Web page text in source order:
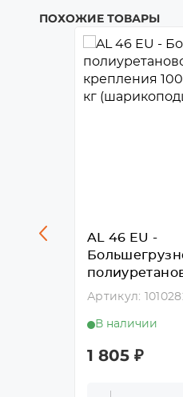
ПОХОЖИЕ ТОВАРЫ
AL 46 EU -
без
Артикул:
В наличии
1 805 ₽